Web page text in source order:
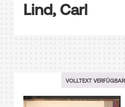
Lind, Carl
VOLLTEXT VERFÜGBAR